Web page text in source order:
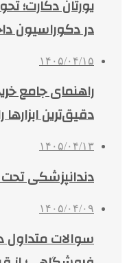
یورتان دکارت؛
در دکوراسیون
۱۴۰۵/۰۴/۱۵
راهنمای جامع
دقیق‌ترین ابزارها
۱۴۰۵/۰۴/۱۳
دندانپزشکی
۱۴۰۵/۰۴/۰۹
سوالات متداول